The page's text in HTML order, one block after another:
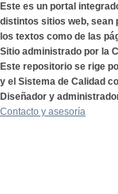
Este es un portal
distintos sitios web, sean
los textos como de las
Sitio administrado por la
Este repositorio se rige
y el Sistema de Calidad
Diseñador y
Contacto y asesoría